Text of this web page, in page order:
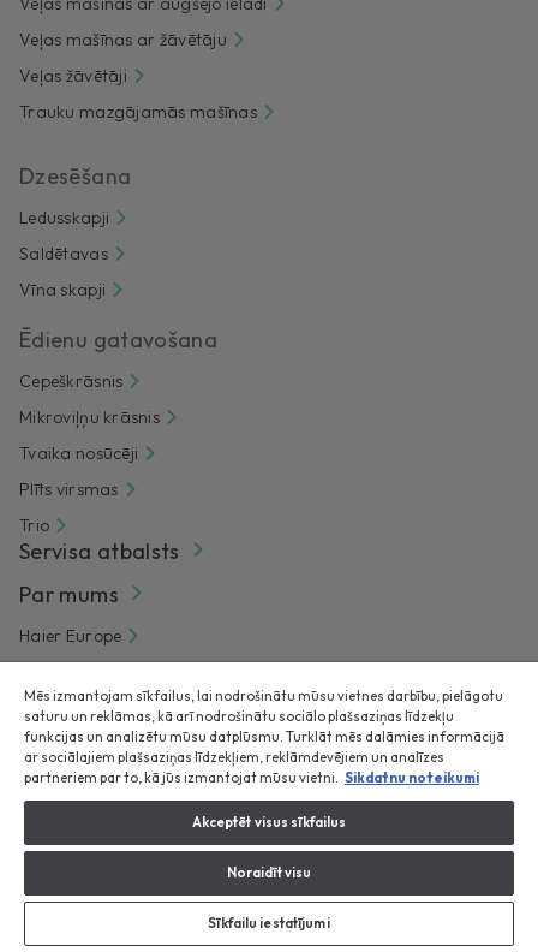
Veļas mašīnas ar žāvētāju
Veļas žāvētāji
Trauku mazgājamās mašīnas
Dzesēšana
Ledusskapji
Saldētavas
Vīna skapji
Ēdienu gatavošana
Cepeškrāsnis
Mikroviļņu krāsnis
Tvaika nosūcēji
Plīts virsmas
Trio
Servisa atbalsts
Par mums
Haier Europe
Kur var nopirkt
Kontakti
Papildu garantija
Mēs izmantojam sīkfailus, lai nodrošinātu mūsu vietnes darbību, pielāgotu
saturu un reklāmas, kā arī nodrošinātu sociālo plašsaziņas līdzekļu
funkcijas un analizētu mūsu datplūsmu. Turklāt mēs dalāmies informācijā
ar sociālajiem plašsaziņas līdzekļiem, reklāmdevējiem un analīzes
partneriem par to, kā jūs izmantojat mūsu vietni. Sikdatnu noteikumi
Akceptēt visus sīkfailus
Noraidīt visu
Sīkfailu iestatījumi